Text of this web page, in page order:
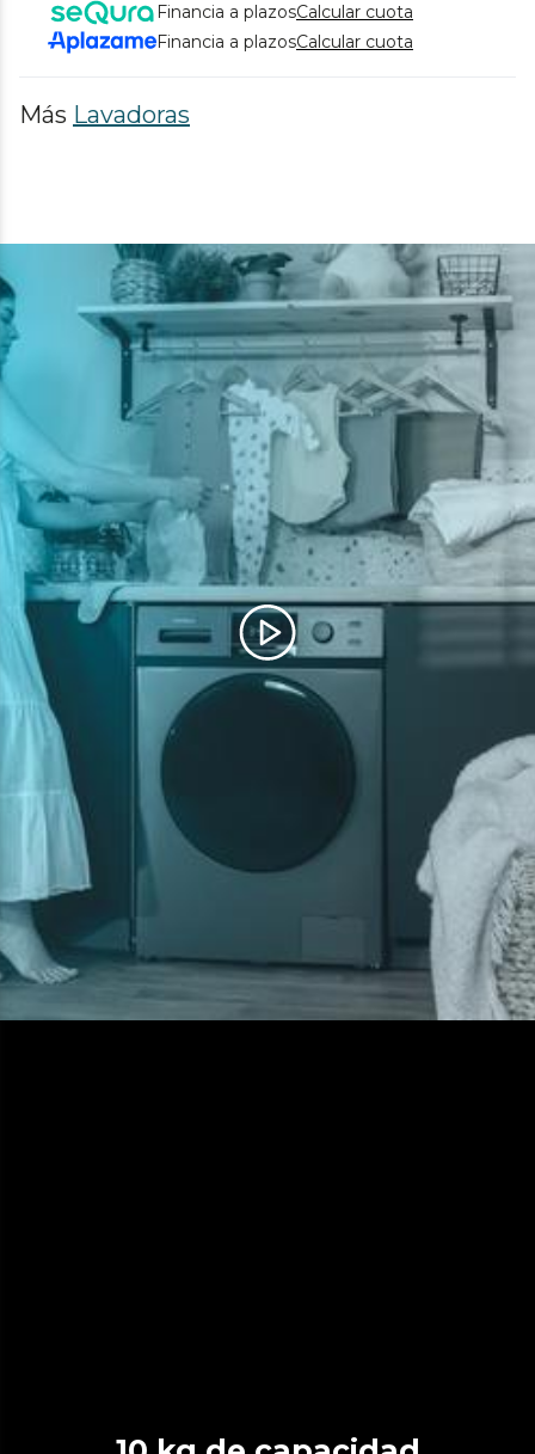
Financia a plazosCalcular cuota
Financia a plazosCalcular cuota
Más Lavadoras